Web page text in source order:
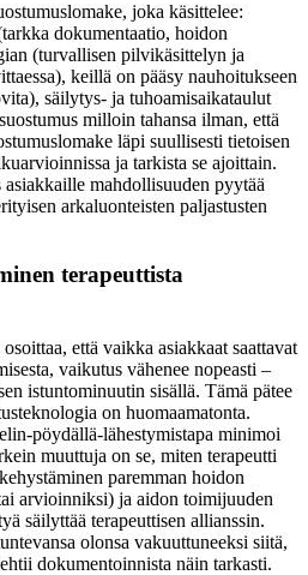
joka käsittelee:
dokumentaatio, hoidon
(turvallisen pilvikäsittelyn ja
keillä on pääsy nauhoitukseen
säilytys- ja tuhoamisaikataulut
milloin tahansa ilman, että
läpi suullisesti tietoisen
ja tarkista se ajoittain.
mahdollisuuden pyytää
arkaluonteisten paljastusten
terapeuttista
että vaikka asiakkaat saattavat
vaikutus vähenee nopeasti –
istuntominuutin sisällä. Tämä pätee
on huomaamatonta.
pöydällä-lähestymistapa minimoi
muuttuja on se, miten terapeutti
paremman hoidon
arvioinniksi) ja aidon toimijuuden
säilyttää terapeuttisen allianssin.
olonsa vakuuttuneeksi siitä,
dokumentoinnista näin tarkasti.